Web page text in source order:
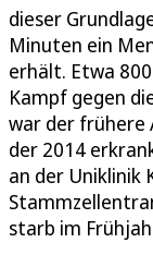
dieser
Minuten ein
erhält. Etwa
Kampf gegen
war der frühere
der 2014
an der Uniklinik
starb im